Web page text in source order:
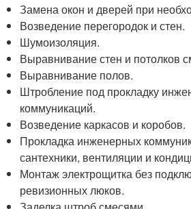
Замена окон и дверей при
Возведение перегородок и стен.
Шумоизоляция.
Выравнивание стен и потолков
Выравнивание полов.
Штробление под прокладку
коммуникаций.
Возведение каркасов и коробов.
Прокладка инженерных
сантехники, вентиляции и
Монтаж электрощитка без
ревизионных люков.